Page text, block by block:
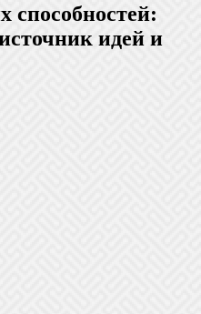
способностей:
идей и